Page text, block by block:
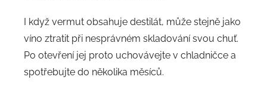
I když vermut obsahuje destilát, může stejně jako
víno ztratit při nesprávném skladování svou chuť.
Po otevření jej proto uchovávejte v chladničce a
spotřebujte do několika měsíců.